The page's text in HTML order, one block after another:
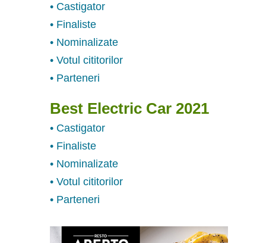
• Castigator
• Finaliste
• Nominalizate
• Votul cititorilor
• Parteneri
Best Electric Car 2021
• Castigator
• Finaliste
• Nominalizate
• Votul cititorilor
• Parteneri